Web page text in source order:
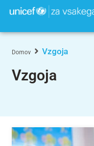
Domov Vzgoja
Vzgoja